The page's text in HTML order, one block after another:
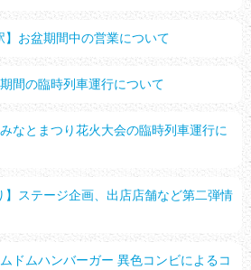
】お盆期間中の営業について
間の臨時列車運行について
なとまつり花火大会の臨時列車運行に
】ステージ企画、出店店舗など第二弾情
ドムハンバーガー 異色コンビによるコ